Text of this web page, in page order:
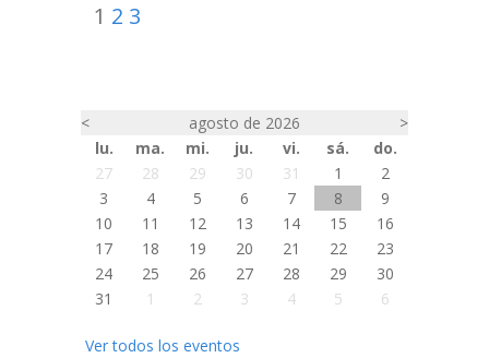
1 2 3
< agosto de 2026
>
lu.
ma. mi. ju. vi. sá.
do.
27
28 29 30 31 1
2
3
4 5 6 7 8
9
10
11 12 13 14 15
16
17
18 19 20 21 22
23
24
25 26 27 28 29
30
31
1 2 3 4 5 6
Ver todos los eventos